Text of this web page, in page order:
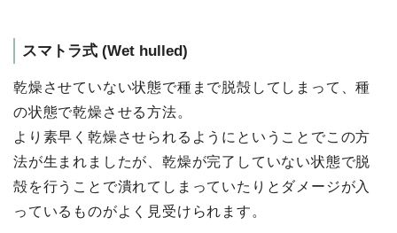
スマトラ式 (Wet hulled)
乾燥させていない状態で種まで脱殻してしまって、種
の状態で乾燥させる⽅法。
より素早く乾燥させられるようにということでこの⽅
法が生まれましたが、乾燥が完了していない状態で脱
殻を行うことで潰れてしまっていたりとダメージが入
っているものがよく⾒受けられます。